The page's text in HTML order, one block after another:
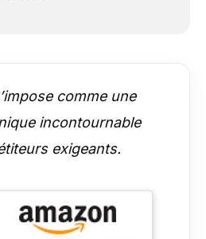
comme une
incontournable
exigeants.